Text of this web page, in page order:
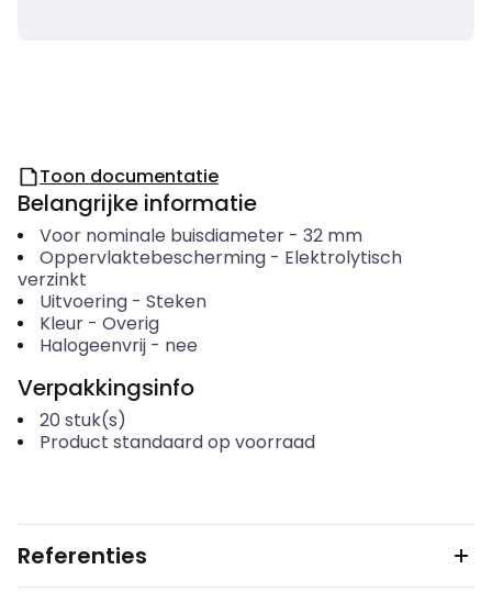
Toon documentatie
Belangrijke informatie
Voor nominale buisdiameter- 32 mm
Oppervlaktebescherming- Elektrolytisch
verzinkt
Uitvoering- Steken
Kleur- Overig
Halogeenvrij- nee
Verpakkingsinfo
20 stuk(s)
Product standaard op voorraad
Referenties